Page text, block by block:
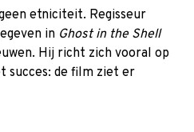
etniciteit. Regisseur
in Ghost in the Shell
Hij richt zich vooral op
succes: de film ziet er